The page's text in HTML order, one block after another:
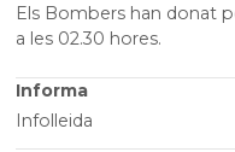
Els Bombers han donat
a les 02.30 hores.
Informa
Infolleida